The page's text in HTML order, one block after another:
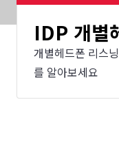
IDP 개별
개별헤드폰 리스
를 알아보세요